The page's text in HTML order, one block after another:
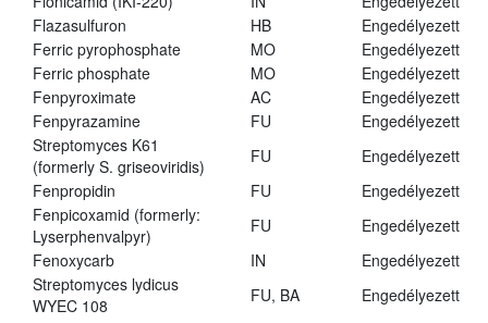
Flazasulfuron
HB
Engedélyezett
Ferric pyrophosphate
MO
Engedélyezett
Ferric phosphate
MO
Engedélyezett
Fenpyroximate
AC
Engedélyezett
Fenpyrazamine
FU
Engedélyezett
Streptomyces K61
(formerly S. griseoviridis)
FU
Engedélyezett
Fenpropidin
FU
Engedélyezett
Fenpicoxamid (formerly:
Lyserphenvalpyr)
FU
Engedélyezett
Fenoxycarb
IN
Engedélyezett
Streptomyces lydicus
WYEC 108
FU, BA
Engedélyezett